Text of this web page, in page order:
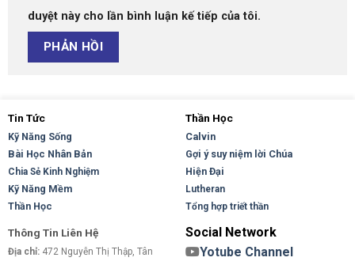
duyệt này cho lần bình luận kế tiếp của tôi.
Tin Tức
Kỹ Năng Sống
Bài Học Nhân Bản
Chia Sẻ Kinh Nghiệm
Kỹ Năng Mềm
Thần Học
Thần Học
Calvin
Gợi ý suy niệm lời Chúa
Hiện Đại
Lutheran
Tổng hợp triết thần
Thông Tin Liên Hệ
Địa chỉ: 472 Nguyễn Thị Thập, Tân
Social Network
Yotube Channel